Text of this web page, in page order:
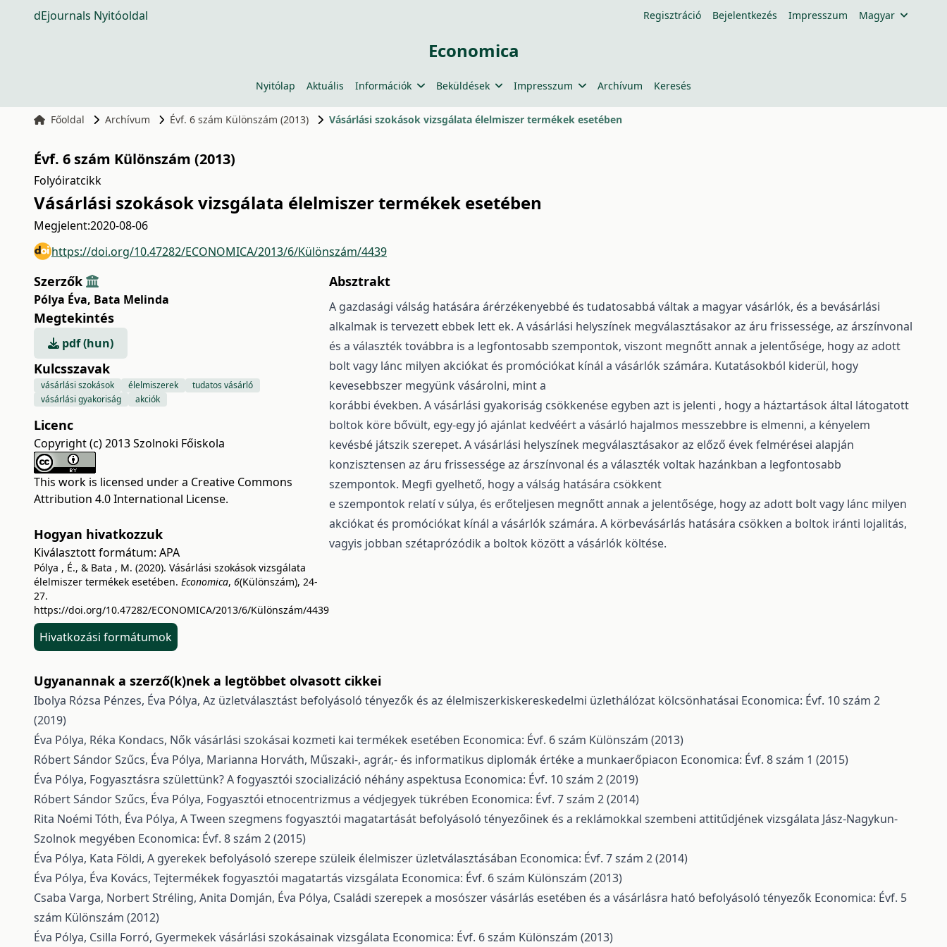
dEjournals Nyitóoldal Regisztráció Bejelentkezés Impresszum Magyar
Economica
Nyitólap Aktuális Információk Beküldések Impresszum Archívum Keresés
Főoldal Archívum Évf. 6 szám Különszám (2013) Vásárlási szokások vizsgálata élelmiszer termékek esetében
Évf. 6 szám Különszám (2013)
Folyóiratcikk
Vásárlási szokások vizsgálata élelmiszer termékek esetében
Megjelent:2020-08-06
https://doi.org/10.47282/ECONOMICA/2013/6/Különszám/4439
Szerzők
Pólya Éva, Bata Melinda
Megtekintés
pdf (hun)
Kulcsszavak
vásárlási szokások élelmiszerek
tudatos vásárló
vásárlási gyakoriság
akciók
Licenc
Copyright (c) 2013 Szolnoki Főiskola
This work is licensed under a Creative Commons
Attribution 4.0 International License.
Hogyan hivatkozzuk
Kiválasztott formátum: APA
Pólya , É., & Bata , M. (2020). Vásárlási szokások vizsgálata
élelmiszer termékek esetében. Economica, 6(Különszám), 24-
27.
https://doi.org/10.47282/ECONOMICA/2013/6/Különszám/4439
Hivatkozási formátumok
Absztrakt
A gazdasági válság hatására árérzékenyebbé és tudatosabbá váltak a magyar vásárlók, és a bevásárlási
alkalmak is tervezett ebbek lett ek. A vásárlási helyszínek megválasztásakor az áru frissessége, az árszínvonal
és a választék továbbra is a legfontosabb szempontok, viszont megnőtt annak a jelentősége, hogy az adott
bolt vagy lánc milyen akciókat és promóciókat kínál a vásárlók számára. Kutatásokból kiderül, hogy
kevesebbszer megyünk vásárolni, mint a
korábbi években. A vásárlási gyakoriság csökkenése egyben azt is jelenti , hogy a háztartások által látogatott
boltok köre bővült, egy-egy jó ajánlat kedvéért a vásárló hajalmos messzebbre is elmenni, a kényelem
kevésbé játszik szerepet. A vásárlási helyszínek megválasztásakor az előző évek felmérései alapján
konzisztensen az áru frissessége az árszínvonal és a választék voltak hazánkban a legfontosabb
szempontok. Megfi gyelhető, hogy a válság hatására csökkent
e szempontok relatí v súlya, és erőteljesen megnőtt annak a jelentősége, hogy az adott bolt vagy lánc milyen
akciókat és promóciókat kínál a vásárlók számára. A körbevásárlás hatására csökken a boltok iránti lojalitás,
vagyis jobban szétaprózódik a boltok között a vásárlók költése.
Ugyanannak a szerző(k)nek a legtöbbet olvasott cikkei
Ibolya Rózsa Pénzes, Éva Pólya, Az üzletválasztást befolyásoló tényezők és az élelmiszerkiskereskedelmi üzlethálózat kölcsönhatásai Economica: Évf. 10 szám 2
(2019)
Éva Pólya, Réka Kondacs, Nők vásárlási szokásai kozmeti kai termékek esetében Economica: Évf. 6 szám Különszám (2013)
Róbert Sándor Szűcs, Éva Pólya, Marianna Horváth, Műszaki-, agrár,- és informatikus diplomák értéke a munkaerőpiacon Economica: Évf. 8 szám 1 (2015)
Éva Pólya, Fogyasztásra születtünk? A fogyasztói szocializáció néhány aspektusa Economica: Évf. 10 szám 2 (2019)
Róbert Sándor Szűcs, Éva Pólya, Fogyasztói etnocentrizmus a védjegyek tükrében Economica: Évf. 7 szám 2 (2014)
Rita Noémi Tóth, Éva Pólya, A Tween szegmens fogyasztói magatartását befolyásoló tényezőinek és a reklámokkal szembeni attitűdjének vizsgálata Jász-Nagykun-
Szolnok megyében Economica: Évf. 8 szám 2 (2015)
Éva Pólya, Kata Földi, A gyerekek befolyásoló szerepe szüleik élelmiszer üzletválasztásában Economica: Évf. 7 szám 2 (2014)
Éva Pólya, Éva Kovács, Tejtermékek fogyasztói magatartás vizsgálata Economica: Évf. 6 szám Különszám (2013)
Csaba Varga, Norbert Stréling, Anita Domján, Éva Pólya, Családi szerepek a mosószer vásárlás esetében és a vásárlásra ható befolyásoló tényezők Economica: Évf. 5
szám Különszám (2012)
Éva Pólya, Csilla Forró, Gyermekek vásárlási szokásainak vizsgálata Economica: Évf. 6 szám Különszám (2013)